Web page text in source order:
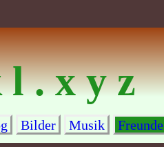
. x y z
Bilder Musik Freunde